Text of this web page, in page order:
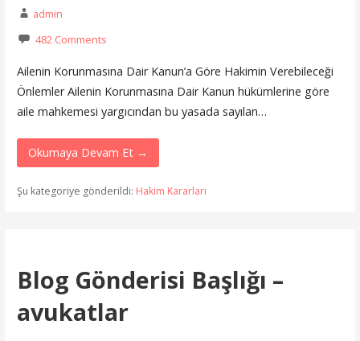
admin
482 Comments
Ailenin Korunmasına Dair Kanun’a Göre Hakimin Verebileceği
Önlemler Ailenin Korunmasına Dair Kanun hükümlerine göre
aile mahkemesi yargıcından bu yasada sayılan…
Okumaya Devam Et →
Şu kategoriye gönderildi: Hakim Kararları
Blog Gönderisi Başlığı –
avukatlar